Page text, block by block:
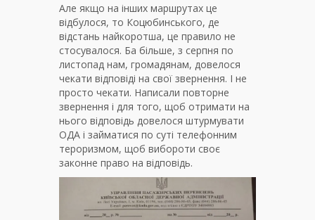
Але якщо на інших маршрутах це
відбулося, то Коцюбинського, де
відстань найкоротша, це правило не
стосувалося. Ба більше, з серпня по
листопад нам, громадянам, довелося
чекати відповіді на свої звернення. І не
просто чекати. Написали повторне
звернення і для того, щоб отримати на
нього відповідь довелося штурмувати
ОДА і займатися по суті телефонним
тероризмом, щоб вибороти своє
законне право на відповідь.